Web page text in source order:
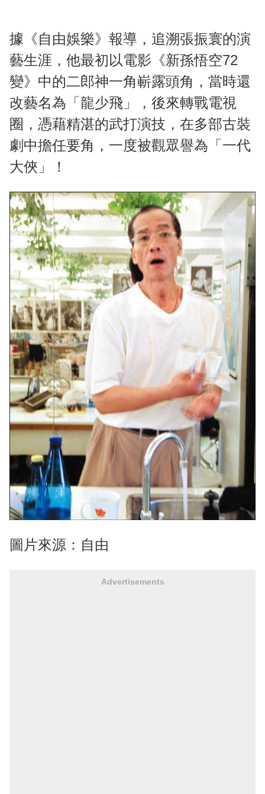
據《自由娛樂》報導，追溯張振寰的演
藝生涯，他最初以電影《新孫悟空72
變》中的二郎神一角嶄露頭角，當時還
改藝名為「龍少飛」，後來轉戰電視
圈，憑藉精湛的武打演技，在多部古裝
劇中擔任要角，一度被觀眾譽為「一代
大俠」！
圖片來源：自由
Advertisements